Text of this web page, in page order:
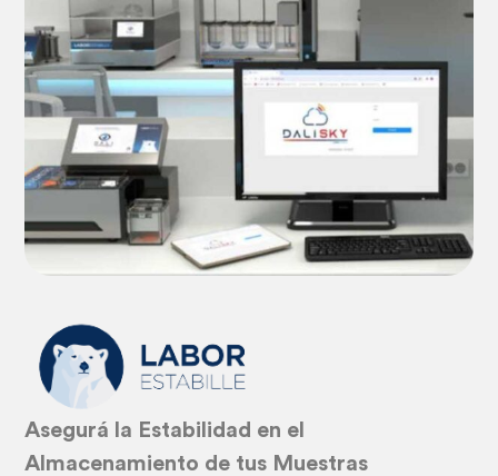
Asegurá la Estabilidad en el
Almacenamiento de tus Muestras